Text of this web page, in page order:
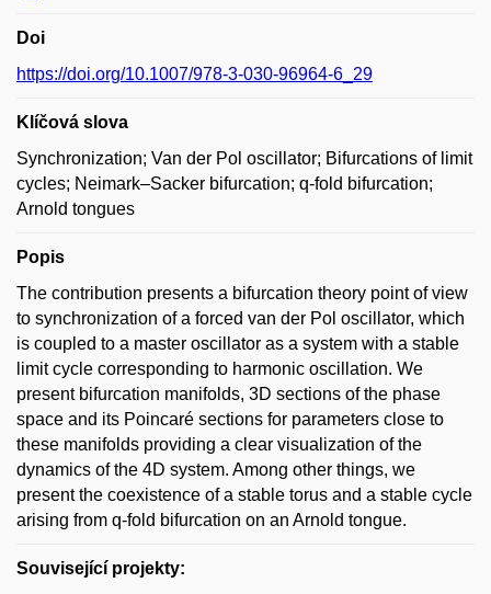
Doi
https://doi.org/10.1007/978-3-030-96964-6_29
Klíčová slova
Synchronization; Van der Pol oscillator; Bifurcations of limit
cycles; Neimark–Sacker bifurcation; q-fold bifurcation;
Arnold tongues
Popis
The contribution presents a bifurcation theory point of view
to synchronization of a forced van der Pol oscillator, which
is coupled to a master oscillator as a system with a stable
limit cycle corresponding to harmonic oscillation. We
present bifurcation manifolds, 3D sections of the phase
space and its Poincaré sections for parameters close to
these manifolds providing a clear visualization of the
dynamics of the 4D system. Among other things, we
present the coexistence of a stable torus and a stable cycle
arising from q-fold bifurcation on an Arnold tongue.
Související projekty: